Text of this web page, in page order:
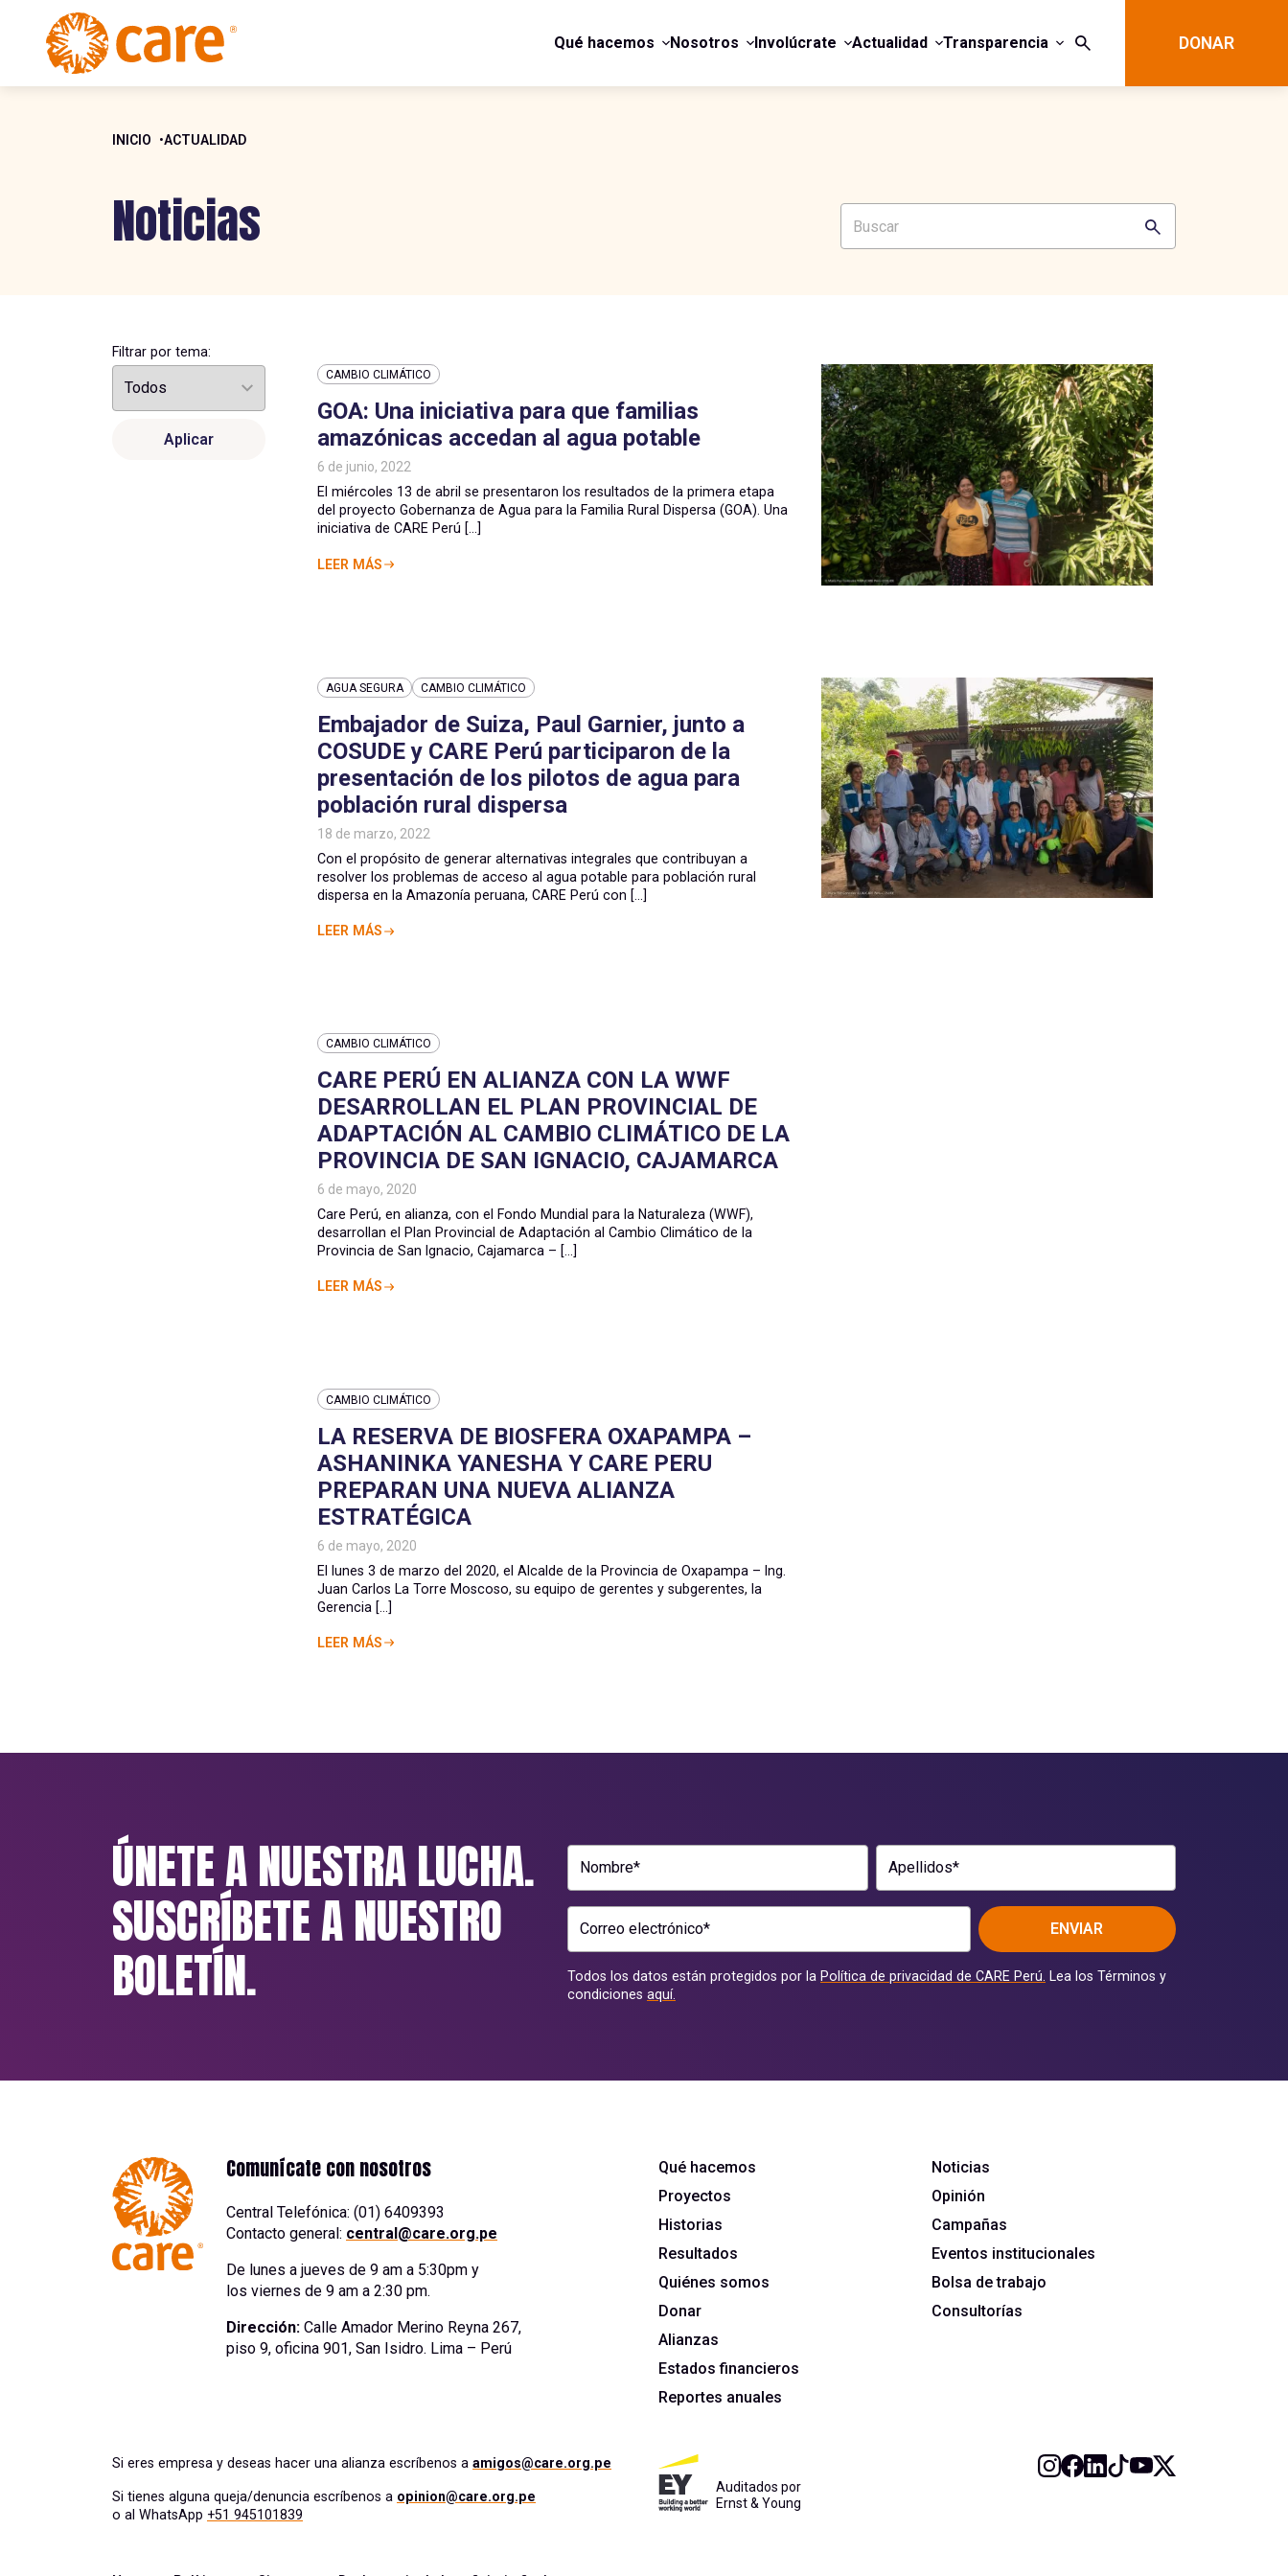
Qué hacemos Nosotros Involúcrate Actualidad Transparencia DONAR
INICIO ACTUALIDAD
Noticias
Filtrar por tema:
Aplicar
CAMBIO CLIMÁTICO
GOA: Una iniciativa para que familias
amazónicas accedan al agua potable
6 de junio, 2022
El miércoles 13 de abril se presentaron los resultados de la primera etapa
del proyecto Gobernanza de Agua para la Familia Rural Dispersa (GOA). Una
iniciativa de CARE Perú [...]
LEER MÁS
AGUA SEGURA CAMBIO CLIMÁTICO
Embajador de Suiza, Paul Garnier, junto a
COSUDE y CARE Perú participaron de la
presentación de los pilotos de agua para
población rural dispersa
18 de marzo, 2022
Con el propósito de generar alternativas integrales que contribuyan a
resolver los problemas de acceso al agua potable para población rural
dispersa en la Amazonía peruana, CARE Perú con [...]
LEER MÁS
CAMBIO CLIMÁTICO
CARE PERÚ EN ALIANZA CON LA WWF
DESARROLLAN EL PLAN PROVINCIAL DE
ADAPTACIÓN AL CAMBIO CLIMÁTICO DE LA
PROVINCIA DE SAN IGNACIO, CAJAMARCA
6 de mayo, 2020
Care Perú, en alianza, con el Fondo Mundial para la Naturaleza (WWF),
desarrollan el Plan Provincial de Adaptación al Cambio Climático de la
Provincia de San Ignacio, Cajamarca – [...]
LEER MÁS
CAMBIO CLIMÁTICO
LA RESERVA DE BIOSFERA OXAPAMPA –
ASHANINKA YANESHA Y CARE PERU
PREPARAN UNA NUEVA ALIANZA
ESTRATÉGICA
6 de mayo, 2020
El lunes 3 de marzo del 2020, el Alcalde de la Provincia de Oxapampa – Ing.
Juan Carlos La Torre Moscoso, su equipo de gerentes y subgerentes, la
Gerencia [...]
LEER MÁS
ÚNETE A NUESTRA LUCHA.
SUSCRÍBETE A NUESTRO
BOLETÍN.
Nombre* Apellidos*
Correo electrónico* ENVIAR
Todos los datos están protegidos por la Política de privacidad de CARE Perú. Lea los Términos y
condiciones aquí.
Comunícate con nosotros
Central Telefónica: (01) 6409393
Contacto general: central@care.org.pe
De lunes a jueves de 9 am a 5:30pm y
los viernes de 9 am a 2:30 pm.
Dirección: Calle Amador Merino Reyna 267,
piso 9, oficina 901, San Isidro. Lima – Perú
Qué hacemos
Proyectos
Historias
Resultados
Quiénes somos
Donar
Alianzas
Estados financieros
Reportes anuales
Noticias
Opinión
Campañas
Eventos institucionales
Bolsa de trabajo
Consultorías
Si eres empresa y deseas hacer una alianza escríbenos a amigos@care.org.pe
Si tienes alguna queja/denuncia escríbenos a opinion@care.org.pe
o al WhatsApp +51 945101839
Auditados por
Ernst & Young